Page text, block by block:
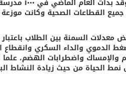
معدلات السمنة بين الطلاب
الدموي والداء السكري وانقطاع
والإمساك واضطرابات الهضم،
نمط الحياة من حيث زيادة النشاط